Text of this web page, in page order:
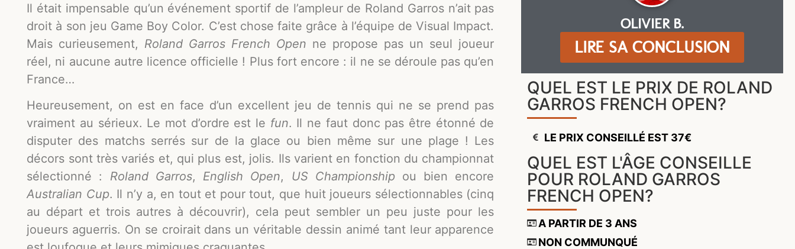
Il était impensable qu’un événement sportif de l’ampleur de Roland Garros n’ait pas
droit à son jeu Game Boy Color. C’est chose faite grâce à l’équipe de Visual Impact.
Mais curieusement, Roland Garros French Open ne propose pas un seul joueur
réel, ni aucune autre licence officielle ! Plus fort encore : il ne se déroule pas qu’en
France…
Heureusement, on est en face d’un excellent jeu de tennis qui ne se prend pas
vraiment au sérieux. Le mot d’ordre est le fun. Il ne faut donc pas être étonné de
disputer des matchs serrés sur de la glace ou bien même sur une plage ! Les
décors sont très variés et, qui plus est, jolis. Ils varient en fonction du championnat
sélectionné : Roland Garros, English Open, US Championship ou bien encore
Australian Cup. Il n’y a, en tout et pour tout, que huit joueurs sélectionnables (cinq
au départ et trois autres à découvrir), cela peut sembler un peu juste pour les
joueurs aguerris. On se croirait dans un véritable dessin animé tant leur apparence
OLIVIER B.
LIRE SA CONCLUSION
QUEL EST LE PRIX DE ROLAND
GARROS FRENCH OPEN?
LE PRIX CONSEILLÉ EST 37€
QUEL EST L'ÂGE CONSEILLE
POUR ROLAND GARROS
FRENCH OPEN?
A PARTIR DE 3 ANS
NON COMMUNQUÉ